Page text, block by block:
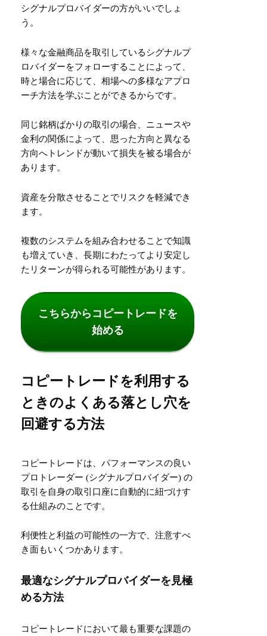
シグナルプロバイダーの方がいいでしょ
う。
様々な金融商品を取引しているシグナルプ
ロバイダーをフォローすることによって、
時と場合に応じて、相場への多様なアプロ
ーチ方法を学ぶことができるからです。
同じ銘柄ばかりの取引の場合、ニュースや
金利の関係によって、思った方向と異なる
方向へトレンドが動いて損失を被る場合が
あります。
資産を分散させることでリスクを軽減でき
ます。
複数のシステムを組み合わせることで知識
も増えていき、長期にわたってより安定し
たリターンが得られる可能性があります。
こちらからコピートレードを
始める
コピートレードを利用する
ときのよくある落とし穴を
回避する方法
コピートレードは、パフォーマンスの良い
プロトレーダー (シグナルプロバイダー) の
取引を自身の取引口座に自動的に紐づけす
る仕組みのことです。
利便性と利益の可能性の一方で、注意すべ
き面もいくつかあります。
最適なシグナルプロバイダーを見極
める方法
コピートレードにおいて最も重要な課題の